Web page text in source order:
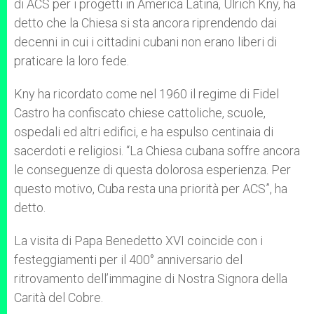
di ACS per i progetti in America Latina, Ulrich Kny, ha
detto che la Chiesa si sta ancora riprendendo dai
decenni in cui i cittadini cubani non erano liberi di
praticare la loro fede.
Kny ha ricordato come nel 1960 il regime di Fidel
Castro ha confiscato chiese cattoliche, scuole,
ospedali ed altri edifici, e ha espulso centinaia di
sacerdoti e religiosi. “La Chiesa cubana soffre ancora
le conseguenze di questa dolorosa esperienza. Per
questo motivo, Cuba resta una priorità per ACS”, ha
detto.
La visita di Papa Benedetto XVI coincide con i
festeggiamenti per il 400° anniversario del
ritrovamento dell’immagine di Nostra Signora della
Carità del Cobre.